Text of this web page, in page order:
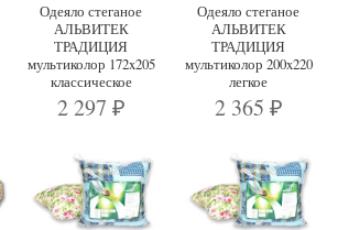
Одеяло стеганое
АЛЬВИТЕК
ТРАДИЦИЯ
мультиколор 172x205
классическое
2 297 ₽
Одеяло стеганое
АЛЬВИТЕК
ТРАДИЦИЯ
мультиколор 200x220
легкое
2 365 ₽